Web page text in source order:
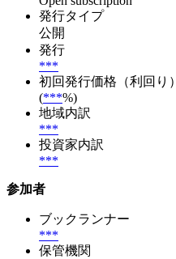
発行タイプ
公開
発行
***
初回発行価格（利回り）
(***%)
地域内訳
***
投資家内訳
***
参加者
ブックランナー
***
保管機関